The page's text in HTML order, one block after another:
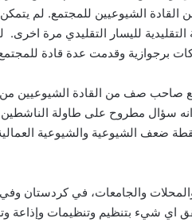
الشيوعيين للمجتمع. لم
لليسار التقليدي مرة اخرى.
برجوازية وقدمت عدة قادة
صاحب صف من القادة الشيوعيين
مطروح على طاولة الناشطين
ضعف الشيوعية والشيوعية
والجامعات، في كردستان
اي شيء بتنظيم وتنظيمات وإذاعة